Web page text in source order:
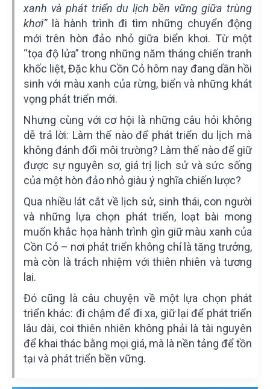
xanh và phát triển du lịch bền vững giữa trùng
khơi”là hành trình đi tìm những chuyển động
mới trên hòn đảo nhỏ giữa biển khơi. Từ một
“tọa độ lửa” trong những năm tháng chiến tranh
khốc liệt, Đặc khu Cồn Cỏ hôm nay đang dần hồi
sinh với màu xanh của rừng, biển và những khát
vọng phát triển mới.
Nhưng cùng với cơ hội là những câu hỏi không
dễ trả lời: Làm thế nào để phát triển du lịch mà
không đánh đổi môi trường? Làm thế nào để giữ
được sự nguyên sơ, giá trị lịch sử và sức sống
của một hòn đảo nhỏ giàu ý nghĩa chiến lược?
Qua nhiều lát cắt về lịch sử, sinh thái, con người
và những lựa chọn phát triển, loạt bài mong
muốn khắc họa hành trình gìn giữ màu xanh của
Cồn Cỏ – nơi phát triển không chỉ là tăng trưởng,
mà còn là trách nhiệm với thiên nhiên và tương
lai.
Đó cũng là câu chuyện về một lựa chọn phát
triển khác: đi chậm để đi xa, giữ lại để phát triển
lâu dài, coi thiên nhiên không phải là tài nguyên
để khai thác bằng mọi giá, mà là nền tảng để tồn
tại và phát triển bền vững.